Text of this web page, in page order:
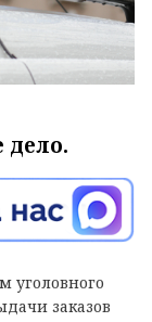
дело.
уголовного
заказов